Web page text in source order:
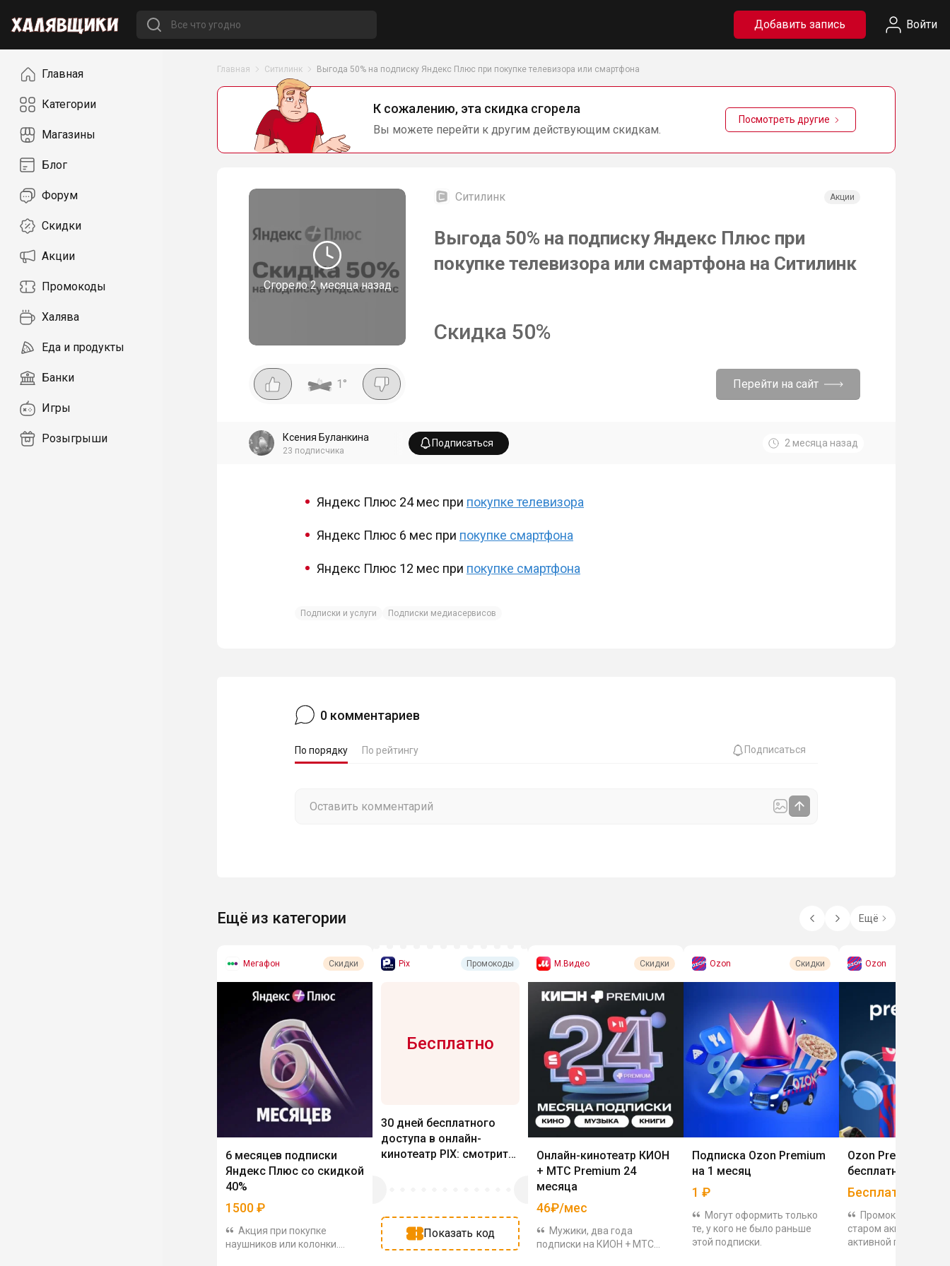
Добавить запись Войти
НавигацияГлавная
Категории
Магазины
Блог
Форум
Скидки
Акции
Промокоды
Халява
Еда и продукты
Банки
Игры
Розыгрыши
Главная Ситилинк Выгода 50% на подписку Яндекс Плюс при покупке телевизора или смартфона
К сожалению, эта скидка сгорела
Вы можете перейти к другим действующим скидкам.
Посмотреть другие
Сгорело2 месяца назад
Ситилинк Акции
Выгода 50% на подписку Яндекс Плюс при
покупке телевизора или смартфона на Ситилинк
Скидка 50%
1 ° Перейти на сайт
Ксения Буланкина
23 подписчика
Подписаться 2 месяца назад
Яндекс Плюс 24 мес при покупке телевизора
Яндекс Плюс 6 мес при покупке смартфона
Яндекс Плюс 12 мес при покупке смартфона
Подписки и услуги Подписки медиасервисов
0 комментариев
По порядку По рейтингу Подписаться
Ещё из категории Ещё
Мегафон Скидки
6 месяцев подписки
Яндекс Плюс со скидкой
40%
1500₽
Акция при покупке
наушников или колонки.
Pix Промокоды
Бесплатно
30 дней бесплатного
доступа в онлайн-
кинотеатр PIX: смотрите
Показать код
М.Видео Скидки
Онлайн-кинотеатр КИОН
+ МТС Premium 24
месяца
46₽/мес
Мужики, два года
подписки на КИОН + МТС
Ozon Скидки
Подписка Ozon Premium
на 1 месяц
1 ₽
Могут оформить только
те, у кого не было раньше
этой подписки.
Ozon
Ozon Premium на
бесплатно
Бесплатно
Промокод
старом аккаунте, но
активной подписки,